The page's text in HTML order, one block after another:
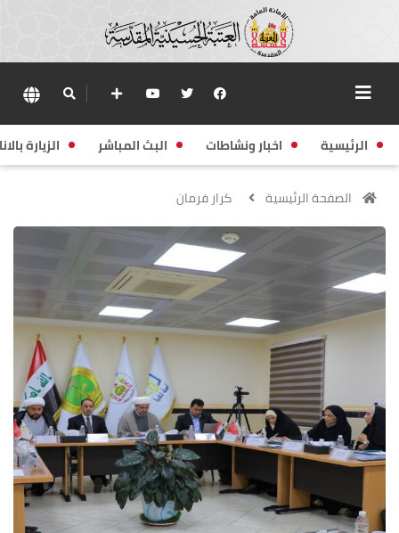
الرئيسية اخبار ونشاطات البث المباشر الزيارة
الصفحة الرئيسية كرار فرمان